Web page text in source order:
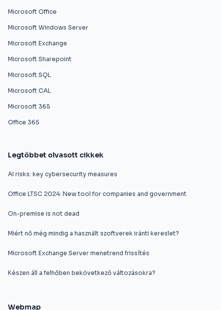
Microsoft Office
Microsoft Windows Server
Microsoft Exchange
Microsoft Sharepoint
Microsoft SQL
Microsoft CAL
Microsoft 365
Office 365
Legtöbbet olvasott cikkek
AI risks: key cybersecurity measures
Office LTSC 2024: New tool for companies and government
On-premise is not dead
Miért nő még mindig a használt szoftverek iránti kereslet?
Microsoft Exchange Server menetrend frissítés
Készen áll a felhőben bekövetkező változásokra?
Webmap